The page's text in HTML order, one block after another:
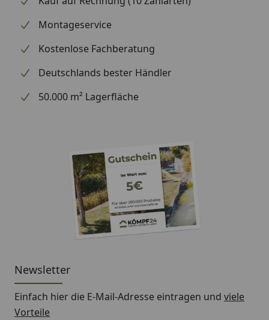
gewährleistet.
Die Garantie gilt nur bei bestimmungsgemäßem
Gebrauch. Bestimmungen zum Leistungsumfang
der Garantieerklärung sowie zum richtigen
beiliegenden Gebrauchsanweisung. ·
TÜV-geprüftes Sicherheitssystem - Schnellkochen
Sicherheitsschlitz, Überdrucksicherung und
Verriegelung. ·
Spülmaschinengeeignet - Der Topf darf bei Bedarf
in die Spülmaschine, während Deckel, Griff und
Dichtungsring einfach von Hand zu reinigen sind. ·
Reparierbarkeit zum fairen Preis - 15 Jahre -
und günstige Ersatzteil-Lieferung für 15 Jahre und
länger , mit 6200 anerkannten
Reparaturwerkstätten weltweit
Montageservice
Kostenlose Fachberatung
Deutschlands bester Händler
50.000 m² Lagerfläche
Newsletter
Einfach hier die E-Mail-Adresse eintragen und viele
Vorteile